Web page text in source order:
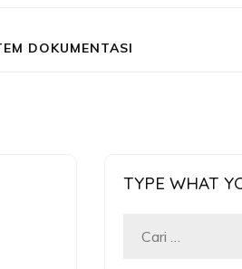
DOKUMENTASI
TYPE WHAT
Cari